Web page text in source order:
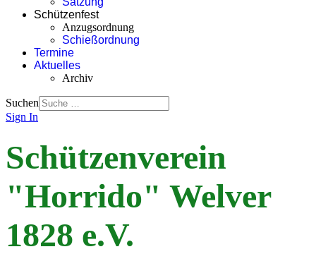
Schützenfest
Anzugsordnung
Schießordnung
Termine
Aktuelles
Archiv
Suchen
Sign In
Schützenverein
"Horrido" Welver
1828 e.V.